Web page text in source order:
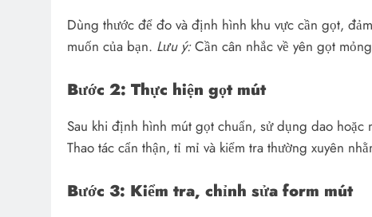
Dùng thước để đo và định hình khu vực cần gọt,
muốn của bạn. Lưu ý:Cần cân nhắc về yên gọt
Bước 2: Thực hiện gọt mút
Sau khi định hình mút gọt chuẩn, sử dụng dao
Thao tác cẩn thận, tỉ mỉ và kiểm tra thường xuyên
Bước 3: Kiểm tra, chỉnh sửa form mút